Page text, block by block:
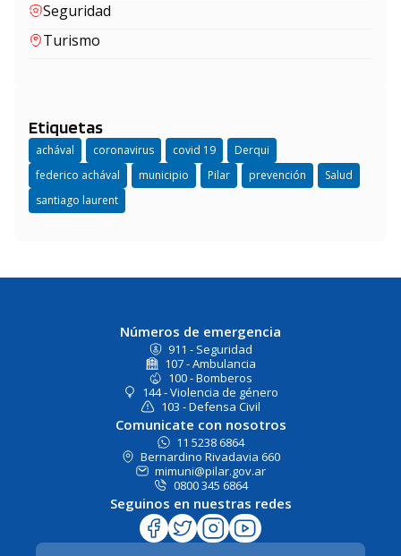
Seguridad
Turismo
Etiquetas
achával coronavirus covid 19
Derqui
federico achával
municipio Pilar prevención
Salud
santiago laurent
Números de emergencia
911 - Seguridad
107 - Ambulancia
100 - Bomberos
144 - Violencia de género
103 - Defensa Civil
Comunicate con nosotros
11 5238 6864
Bernardino Rivadavia 660
mimuni@pilar.gov.ar
0800 345 6864
Seguinos en nuestras redes